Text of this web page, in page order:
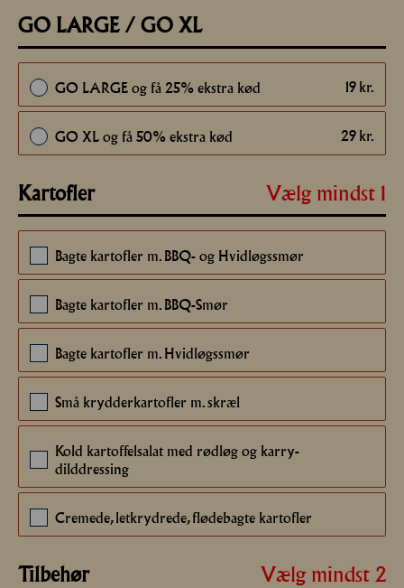
GO LARGE / GO XL
GO LARGE og få 25% ekstra kød 19 kr.
GO XL og få 50% ekstra kød 29 kr.
Kartofler Vælg mindst 1
Bagte kartofler m. BBQ- og Hvidløgssmør
Bagte kartofler m. BBQ-Smør
Bagte kartofler m. Hvidløgssmør
Små krydderkartofler m. skræl
Kold kartoffelsalat med rødløg og karry-
dilddressing
Cremede, letkrydrede, flødebagte kartofler
Tilbehør Vælg mindst 2